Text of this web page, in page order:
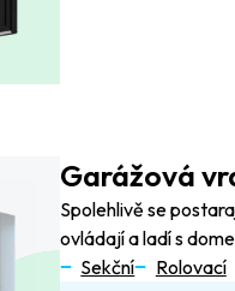
Garážová
Spolehlivě se
ovládají a ladí s
Sekční
Rolovací